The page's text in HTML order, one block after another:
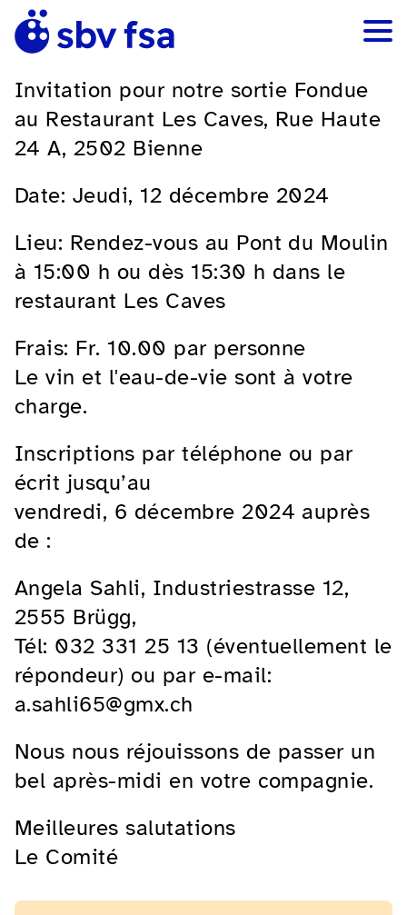
Invitation pour notre sortie Fondue
au Restaurant Les Caves, Rue Haute
24 A, 2502 Bienne
Date: Jeudi, 12 décembre 2024
Lieu: Rendez-vous au Pont du Moulin
à 15:00 h ou dès 15:30 h dans le
restaurant Les Caves
Frais: Fr. 10.00 par personne
Le vin et l'eau-de-vie sont à votre
charge.
Inscriptions par téléphone ou par
écrit jusqu’au
vendredi, 6 décembre 2024 auprès
de :
Angela Sahli, Industriestrasse 12,
2555 Brügg,
Tél: 032 331 25 13 (éventuellement le
répondeur) ou par e-mail:
a.sahli65@gmx.ch
Nous nous réjouissons de passer un
bel après-midi en votre compagnie.
Meilleures salutations
Le Comité